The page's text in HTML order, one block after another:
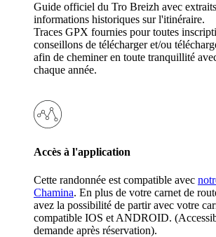
Guide officiel du Tro Breizh avec
informations historiques sur l'itinéraire.
Traces GPX fournies pour toutes
conseillons de télécharger et/ou
afin de cheminer en toute tranquillité
chaque année.
Accès à l'application
Cette randonnée est compatible avec
Chamina. En plus de votre carnet de
avez la possibilité de partir avec votre
compatible IOS et ANDROID.
demande après réservation).